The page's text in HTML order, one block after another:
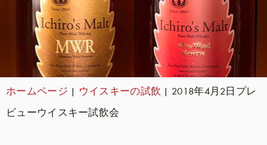
ホームページ | ウイスキーの試飲 | 2018年4月2日プレ
ビューウイスキー試飲会